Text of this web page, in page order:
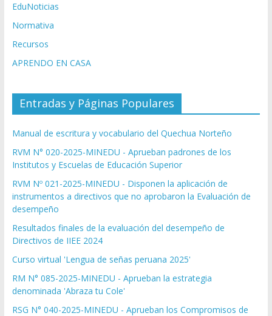
EduNoticias
Normativa
Recursos
APRENDO EN CASA
Entradas y Páginas Populares
Manual de escritura y vocabulario del Quechua Norteño
RVM N° 020-2025-MINEDU - Aprueban padrones de los
Institutos y Escuelas de Educación Superior
RVM Nº 021-2025-MINEDU - Disponen la aplicación de
instrumentos a directivos que no aprobaron la Evaluación de
desempeño
Resultados finales de la evaluación del desempeño de
Directivos de IIEE 2024
Curso virtual 'Lengua de señas peruana 2025'
RM N° 085-2025-MINEDU - Aprueban la estrategia
denominada 'Abraza tu Cole'
RSG N° 040-2025-MINEDU - Aprueban los Compromisos de